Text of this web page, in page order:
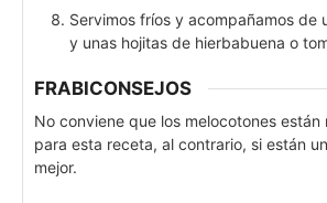
Servimos fríos y acompañamos de
y unas hojitas de hierbabuena o
FRABICONSEJOS
No conviene que los melocotones están
para esta receta, al contrario, si están
mejor.